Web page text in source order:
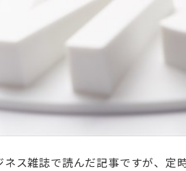
ネス雑誌で読んだ記事ですが、定